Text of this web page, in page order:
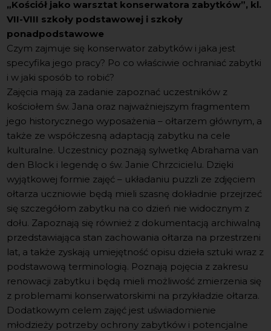
„Kościół jako warsztat konserwatora zabytków”, kl.
VII-VIII szkoły podstawowej i szkoły
ponadpodstawowe
Czym zajmuje się konserwator zabytków i jaka jest
specyfika jego pracy? Po co właściwie ochraniać zabytki
i w jaki sposób to robić?
Zajęcia mają za zadanie zapoznać uczestników z
kościołem św. Jana oraz najważniejszym fragmentem
jego historycznego wyposażenia – ołtarzem głównym, a
także ze współczesną adaptacją zabytku na cele
kulturalne. Uczestnicy poznają sylwetkę Abrahama van
den Block i legendę o św. Janie Chrzcicielu. Dzięki
wyjątkowej formie zajęć – układaniu puzzli ze zdjęciem
ołtarza uczniowie będą mieli szasnę dokładnie przejrzeć
się szczegółom zabytku na co dzień nie widocznym z
dołu. Zapoznają się również z dokumentacją archiwalną
przedstawiająca stan zachowania ołtarza na przestrzeni
lat, a także zyskają umiejętność opisu dzieła sztuki wraz z
podstawową terminologią. Poznają pojęcia z zakresu
renowacji zabytku i będą mieli możliwość zmierzenia się
z problemami konserwatorskimi na przykładzie ołtarza.
Dodatkowym celem zajęć jest uświadomienie
młodzieży potrzeby ochrony zabytków i potencjalne